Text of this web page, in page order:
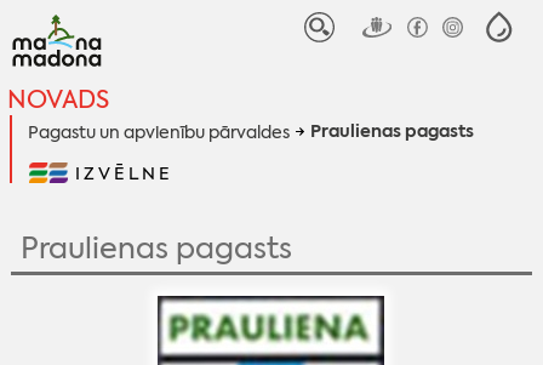
NOVADS
Pagastu un apvienību pārvaldes Praulienas pagasts
IZVĒLNE
Praulienas pagasts